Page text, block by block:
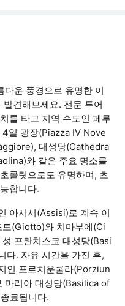
다운 풍경으로 유명한 이
견해보세요. 전문 투어
를 타고 지역 수도인 페루
일 광장(Piazza IV Nove
대성당(Cathedra
와 같은 주요 명소를
콜릿으로도 유명하며, 초
합니다.
아시시(Assisi)로 계속 이
(Giotto)와 치마부에(Ci
프란치스코 대성당(Basi
다. 자유 시간을 가진 후,
인 포르치운쿨라(Porziun
마리아 대성당(Basilica of
료됩니다.